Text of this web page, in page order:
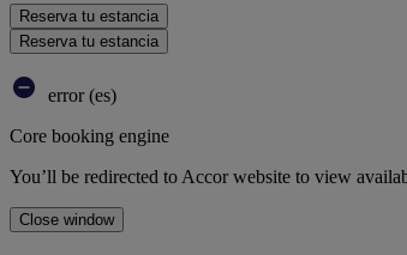
Reserva tu estancia
Reserva tu estancia
error (es)
Core booking engine
You’ll be redirected to Accor website to view
Close window